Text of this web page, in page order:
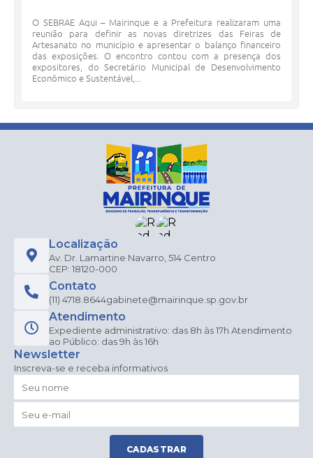
O SEBRAE Aqui – Mairinque e a Prefeitura realizaram uma
reunião para definir as novas diretrizes das Feiras de
Artesanato no município e apresentar o balanço financeiro
das exposições. O encontro contou com a presença dos
expositores, do Secretário Municipal de Desenvolvimento
Econômico e Sustentável,...
Localização
Av. Dr. Lamartine Navarro, 514 Centro
CEP: 18120-000
Contato
(11) 4718.8644gabinete@mairinque.sp.gov.br
Atendimento
Expediente administrativo: das 8h às 17h Atendimento
ao Público: das 9h às 16h
Newsletter
Inscreva-se e receba informativos
CADASTRAR